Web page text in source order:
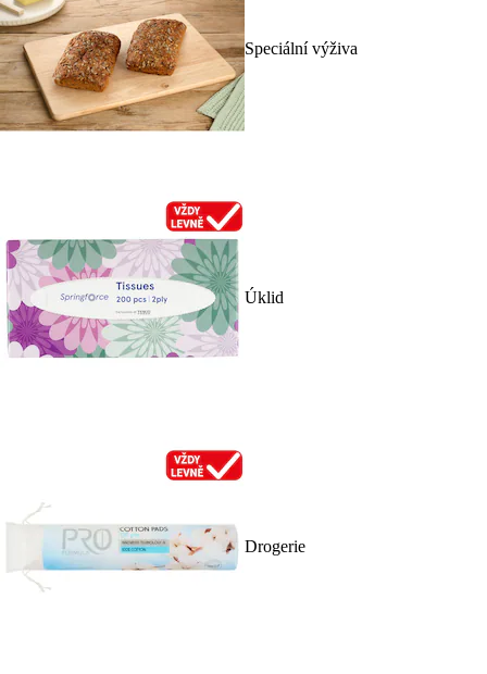
Speciální výživa
Úklid
Drogerie